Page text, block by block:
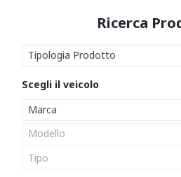
Tipologia Prodotto
Marca
Modello
Tipo